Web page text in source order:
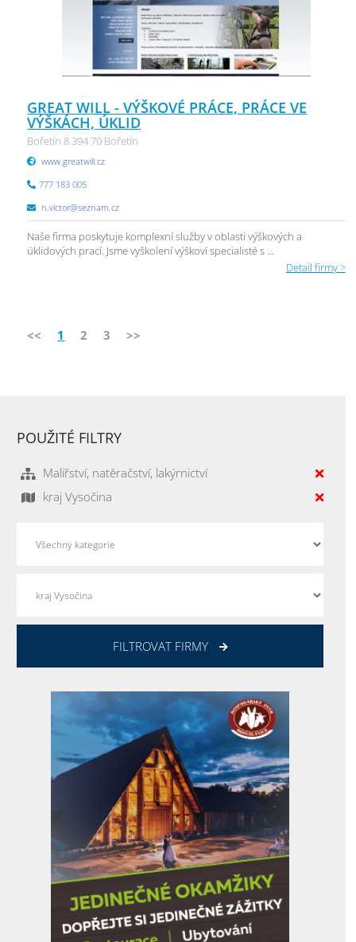
GREAT WILL - VÝŠKOVÉ PRÁCE, PRÁCE VE
VÝŠKÁCH, ÚKLID
Bořetín 8 394 70 Bořetín
www.greatwill.cz
777 183 005
n.victor@seznam.cz
Naše firma poskytuje komplexní služby v oblasti výškových a
úklidových prací. Jsme vyškolení výškoví specialisté s ...
Detail firmy >
<< 1 2 3 >>
POUŽITÉ FILTRY
Malířství, natěračství, lakýrnictví
kraj Vysočina
FILTROVAT FIRMY